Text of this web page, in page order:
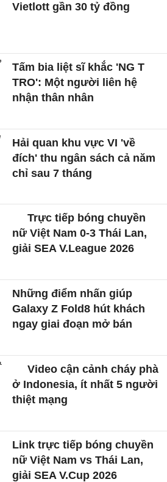
Vietlott gần 30 tỷ đồng
Tấm bia liệt sĩ khắc 'NG T
TRO': Một người liên hệ
nhận thân nhân
Hải quan khu vực VI 'về
đích' thu ngân sách cả năm
chỉ sau 7 tháng
Trực tiếp bóng chuyền
nữ Việt Nam 0-3 Thái Lan,
giải SEA V.League 2026
Những điểm nhấn giúp
Galaxy Z Fold8 hút khách
ngay giai đoạn mở bán
Video cận cảnh cháy phà
ở Indonesia, ít nhất 5 người
thiệt mạng
Link trực tiếp bóng chuyền
nữ Việt Nam vs Thái Lan,
giải SEA V.Cup 2026